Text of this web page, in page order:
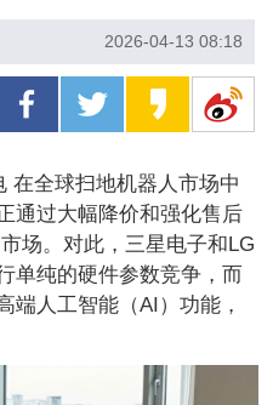
2026-04-13 08:18
在全球扫地机器人市场中
通过大幅降价和强化售后
场。对此，三星电子和LG
单纯的硬件参数竞争，而
端人工智能（AI）功能，